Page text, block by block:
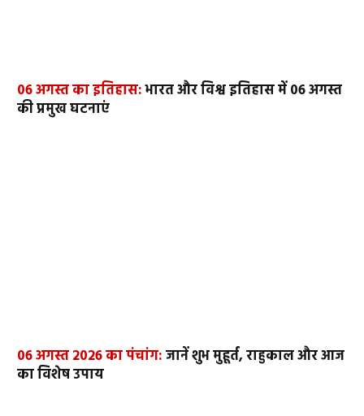
06 अगस्त का इतिहास:भारत और विश्व इतिहास में 06 अगस्त
की प्रमुख घटनाएं
06 अगस्त 2026 का पंचांग:जानें शुभ मुहूर्त, राहुकाल और आज
का विशेष उपाय